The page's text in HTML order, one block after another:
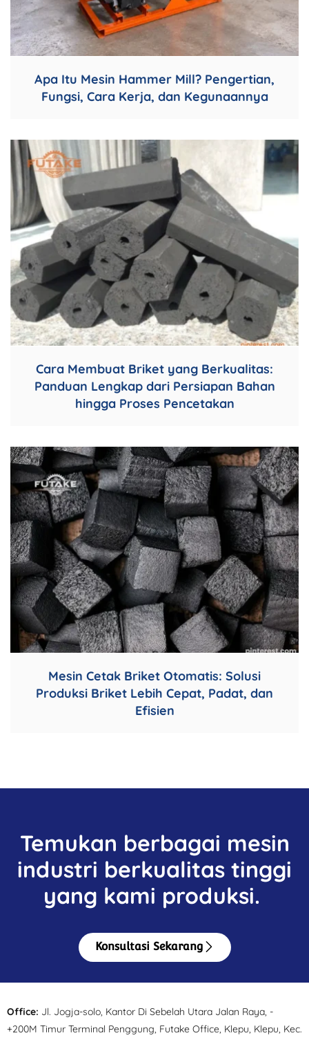
Apa Itu Mesin Hammer Mill? Pengertian,
Fungsi, Cara Kerja, dan Kegunaannya
Cara Membuat Briket yang Berkualitas:
Panduan Lengkap dari Persiapan Bahan
hingga Proses Pencetakan
Mesin Cetak Briket Otomatis: Solusi
Produksi Briket Lebih Cepat, Padat, dan
Efisien
Temukan berbagai mesin
industri berkualitas tinggi
yang kami produksi.
Konsultasi Sekarang
Office: Jl. Jogja-solo, Kantor Di Sebelah Utara Jalan Raya, -
+200M Timur Terminal Penggung, Futake Office, Klepu, Klepu, Kec.